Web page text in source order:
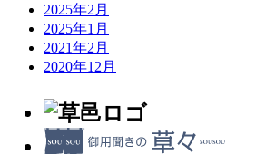
2025年2月
2025年1月
2021年2月
2020年12月